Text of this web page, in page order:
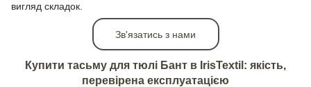
вигляд складок.
Зв'язатись з нами
Купити тасьму для тюлі Бант в IrisTextil: якість,
перевірена експлуатацією